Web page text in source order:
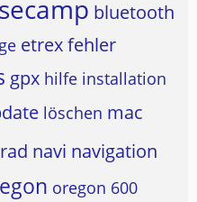
bluetooth
etrexfehler
gpx hilfe installation
löschen mac
navi navigation
oregon 600